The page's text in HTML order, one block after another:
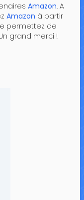
Amazon. A
Amazon à partir
permettez de
grand merci !